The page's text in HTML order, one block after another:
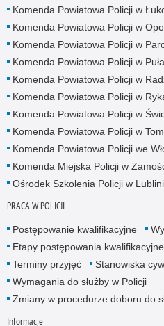
Komenda Powiatowa Policji w
Komenda Powiatowa Policji w
Komenda Powiatowa Policji w
Komenda Powiatowa Policji w
Komenda Powiatowa Policji w
Komenda Powiatowa Policji w
Komenda Powiatowa Policji w
Komenda Powiatowa Policji w
Komenda Powiatowa Policji we
Komenda Miejska Policji w
Ośrodek Szkolenia Policji w
PRACA W POLICJI
Postępowanie kwalifikacyjne
Etapy postępowania
Terminy przyjęć
Stanowiska
Wymagania do służby w Policji
Zmiany w procedurze doboru do
Informacje